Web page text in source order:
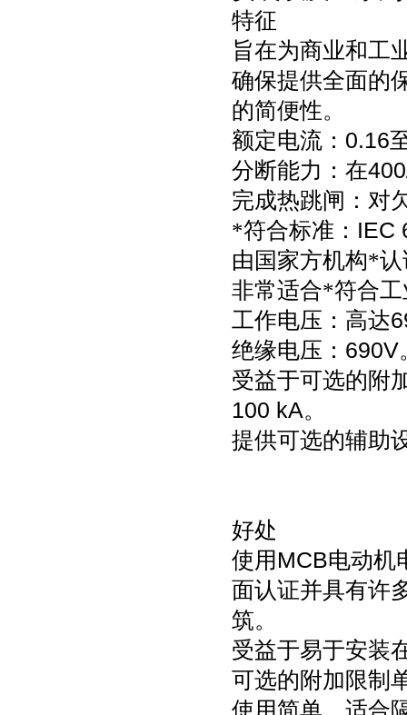
特征
旨在为商业和工
确保提供全面的
的简便性。
额定电流： 0.16
分断能力：在
完成热跳闸：对
*符合标准： IEC
由国家方机构*
非常适合*符合
工作电压：高达
绝缘电压： 690V
受益于可选的附
100 kA。
提供可选的辅助
好处
使用 MCB电动机
面认证并具有许
筑。
受益于易于安装
可选的附加限制
使用简单，适合